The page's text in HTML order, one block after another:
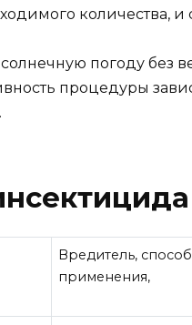
количества,
погоду без
процедуры
Вредитель,
применения,